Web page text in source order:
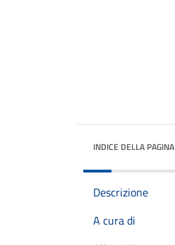
INDICE DELLA PAGINA
Descrizione
A cura di